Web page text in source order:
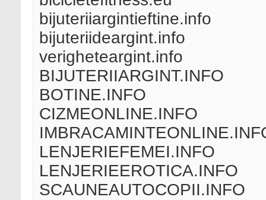
bijuteriiargintieftine.info
bijuteriideargint.info
verigheteargint.info
BIJUTERIIARGINT.INFO
BOTINE.INFO
CIZMEONLINE.INFO
LENJERIEFEMEI.INFO
LENJERIEEROTICA.INFO
SCAUNEAUTOCOPII.INFO